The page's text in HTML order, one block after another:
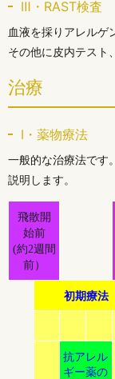
Ⅲ・RAST検査
血液を採りアレルゲ
その他に皮内テスト
治療
Ⅰ・薬物療法
一般的な治療法です
説明します。
飛散開
始前
(約2週間
前）
初期療法
抗アレル
ギー薬の